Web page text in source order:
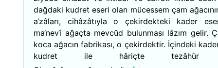
dağdaki kudret eseri olan mücessem çam
a‘zâları, cihâzâtıyla o çekirdekteki kader
ma‘nevî ağaçta mevcûd bulunması lâzım gelir.
koca ağacın fabrikası, o çekirdektir. İçindeki
kudret ile hâriçte tezâhür